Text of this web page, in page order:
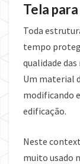
Tela
Toda
tempo
qualidade
Um material
modificando
edificação.
Neste
muito usado